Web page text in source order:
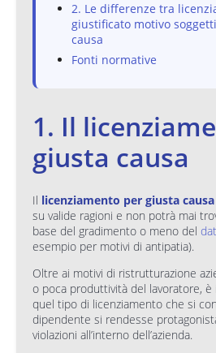
2. Le differenze tra
giustificato motivo
causa
Fonti normative
1. Il
giusta causa
Il licenziamento per giusta causa
su valide ragioni e non potrà mai
base del gradimento o meno del
esempio per motivi di antipatia).
Oltre ai motivi di ristrutturazione
o poca produttività del lavoratore, è
quel tipo di licenziamento che si
dipendente si rendesse
violazioni all’interno dell’azienda.